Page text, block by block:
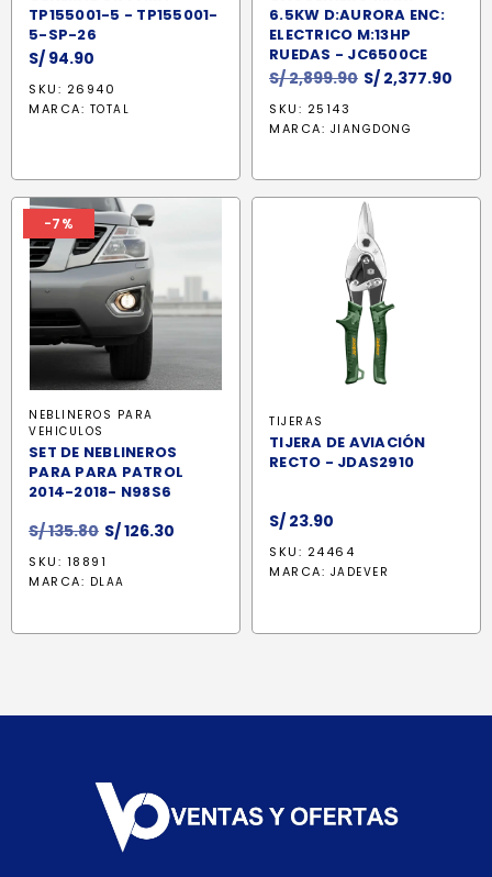
TP155001-5 - TP155001-
5-SP-26
S/ 94.90
SKU: 26940
MARCA: TOTAL
6.5KW D:AURORA ENC:
ELECTRICO M:13HP
RUEDAS - JC6500CE
S/2,899.90 El
original
S/ 2,377.90
SKU: 25143
MARCA: JIANGDONG
-7%
NEBLINEROS PARA
VEHICULOS
SET DE NEBLINEROS
PARA PARA PATROL
2014-2018- N98S6
S/135.80 El
original
S/126.30
SKU: 18891
MARCA: DLAA
TIJERAS
TIJERA DE AVIACIÓN
RECTO - JDAS2910
S/ 23.90
SKU: 24464
MARCA: JADEVER